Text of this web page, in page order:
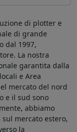
di plotter e
di grande
dal 1997,
La nostra
garantita dalla
e Area
mercato del nord
e il sud sono
abbiamo
mercato estero,
la